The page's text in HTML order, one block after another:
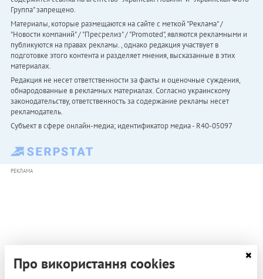
Группа" запрещено.
Материалы, которые размещаются на сайте с меткой "Реклама" /
"Новости компаний" / "Пресрелиз" / "Promoted", являются рекламными и
публикуются на правах рекламы. , однако редакция участвует в
подготовке этого контента и разделяет мнения, высказанные в этих
материалах.
Редакция не несет ответственности за факты и оценочные суждения,
обнародованные в рекламных материалах. Согласно украинскому
законодательству, ответственность за содержание рекламы несет
рекламодатель.
Субъект в сфере онлайн-медиа; идентификатор медиа - R40-05097
РЕКЛАМА
Про використання cookies